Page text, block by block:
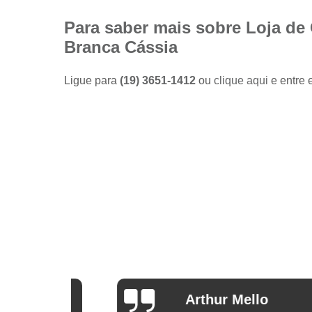
sociais
masculinas
de camisas
Para saber mais sobre Loja
Branca Cássia
Ligue para (19) 3651-1412 ou clique aqui e entre
Arthur Mello